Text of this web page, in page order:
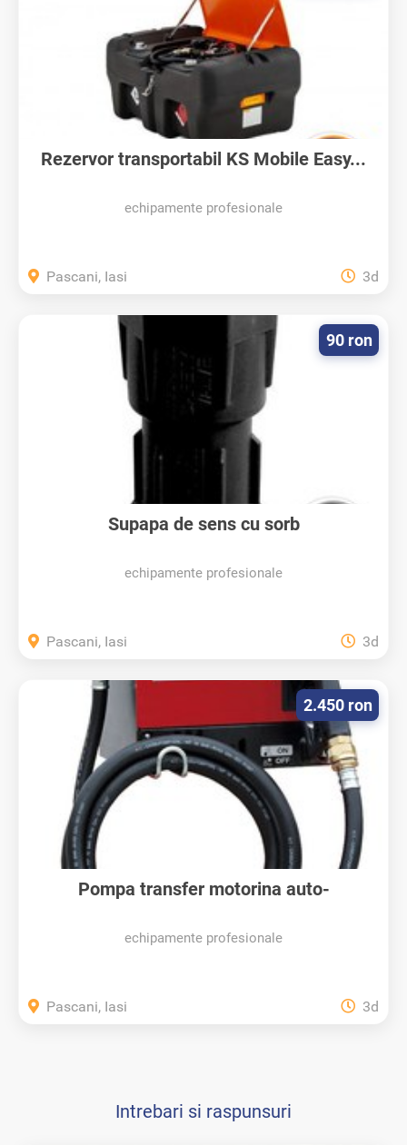
Rezervor transportabil KS Mobile Easy...
echipamente profesionale
Pascani, Iasi 3d
Supapa de sens cu sorb
echipamente profesionale
90 ron
Pascani, Iasi 3d
Pompa transfer motorina auto-
echipamente profesionale
2.450 ron
Pascani, Iasi 3d
Intrebari si raspunsuri